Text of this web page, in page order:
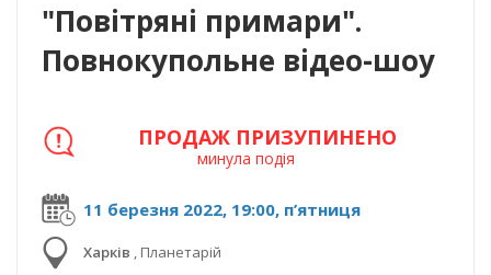
"Повітряні примари".
Повнокупольне відео-шоу
11 березня 2022, 19:00, п’ятниця
Харків , Планетарій
ПРОДАЖ ПРИЗУПИНЕНО
минула подія